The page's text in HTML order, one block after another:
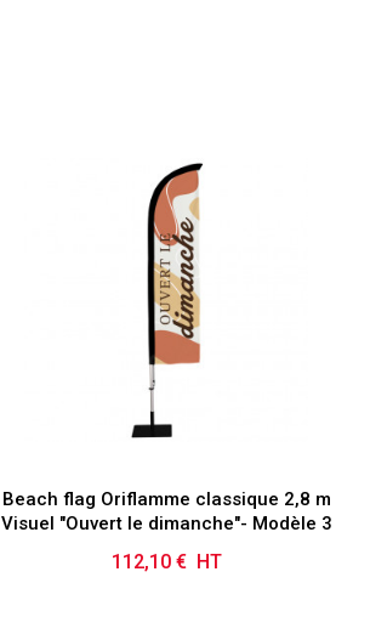
Beach flag Oriflamme classique 2,8 m
Visuel "Ouvert le dimanche"- Modèle 3
Prix
112,10 € HT